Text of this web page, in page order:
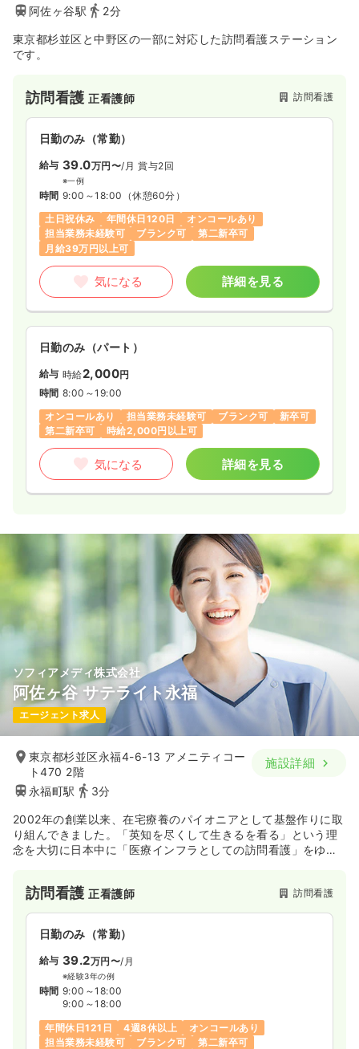
2交代（常勤） 一時募集休止
給与 40.0〜43.6
※一例
8:30～17:30
4週8休以上
ブランク可 月給40万円以上可
気になる 詳細を見る
介護・福祉系 正・准看護師 有料老人ホーム
日勤のみ（パート） 一時募集休止
給与 1,700
円〜
時間 8:30～17:30（休憩60分）
日曜休み
担当業務未経験可
時給1,700円以上可
気になる 詳細を見る
/月 賞与1.75ヶ月
時間
（休憩60分）
日曜休み
4週8休以上 担当業務未経験可
ブランク可
第二新卒可
月給35万円以上可
詳細を見る
阿佐ヶ谷駅
2分
東京都杉並区と中野区の一部に対応した訪問看護ステーション
です。
訪問看護正看護師 訪問看護
日勤のみ（常勤）
給与 39.0万円〜/月 賞与2回
※一例
時間 9:00～18:00 （休憩60分）
土日祝休み
年間休日120日
オンコールあり
担当業務未経験可
ブランク可
第二新卒可
月給39万円以上可
気になる 詳細を見る
日勤のみ（パート）
給与 時給2,000円
時間 8:00～19:00
オンコールあり
担当業務未経験可 ブランク可
新卒可
第二新卒可
時給2,000円以上可
気になる 詳細を見る
ソフィアメディ株式会社
阿佐ヶ谷 サテライト永福
エージェント求人
東京都杉並区永福4-6-13 アメニティコー
ト470 2階
永福町駅
3分
施設詳細
2002年の創業以来、在宅療養のパイオニアとして基盤作りに取
り組んできました。「英知を尽くして生きるを看る」という理
念を大切に日本中に「医療インフラとしての訪問看護」をゆき
す。
訪問看護正看護師 訪問看護
日勤のみ（常勤）
給与 39.2万円〜/月
※経験3年の例
時間 9:00～18:00
9:00～18:00
年間休日121日
4週8休以上
オンコールあり
担当業務未経験可
ブランク可
第二新卒可